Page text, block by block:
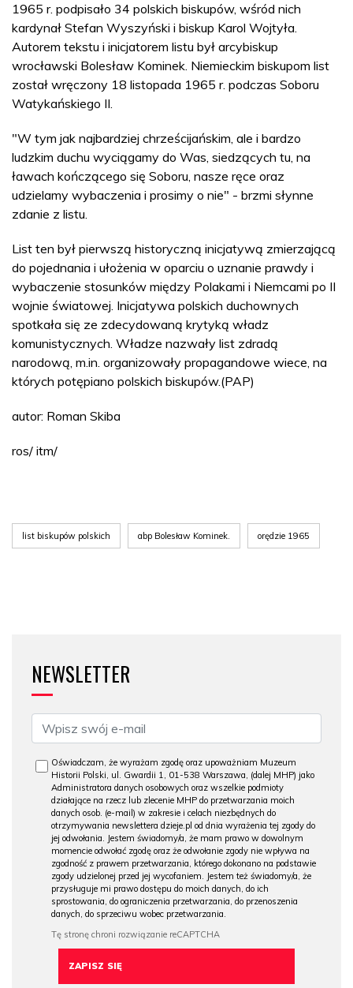
1965 r. podpisało 34 polskich biskupów, wśród nich
kardynał Stefan Wyszyński i biskup Karol Wojtyła.
Autorem tekstu i inicjatorem listu był arcybiskup
wrocławski Bolesław Kominek. Niemieckim biskupom list
został wręczony 18 listopada 1965 r. podczas Soboru
Watykańskiego II.
"W tym jak najbardziej chrześcijańskim, ale i bardzo
ludzkim duchu wyciągamy do Was, siedzących tu, na
ławach kończącego się Soboru, nasze ręce oraz
udzielamy wybaczenia i prosimy o nie" - brzmi słynne
zdanie z listu.
List ten był pierwszą historyczną inicjatywą zmierzającą
do pojednania i ułożenia w oparciu o uznanie prawdy i
wybaczenie stosunków między Polakami i Niemcami po II
wojnie światowej. Inicjatywa polskich duchownych
spotkała się ze zdecydowaną krytyką władz
komunistycznych. Władze nazwały list zdradą
narodową, m.in. organizowały propagandowe wiece, na
których potępiano polskich biskupów.(PAP)
autor: Roman Skiba
ros/ itm/
list biskupów polskich abp Bolesław Kominek. orędzie 1965
NEWSLETTER
Oświadczam, że wyrażam zgodę oraz upoważniam Muzeum
Historii Polski, ul. Gwardii 1, 01-538 Warszawa, (dalej MHP) jako
Administratora danych osobowych oraz wszelkie podmioty
działające na rzecz lub zlecenie MHP do przetwarzania moich
danych osob. (e-mail) w zakresie i celach niezbędnych do
otrzymywania newslettera dzieje.pl od dnia wyrażenia tej zgody do
jej odwołania. Jestem świadomy/a, że mam prawo w dowolnym
momencie odwołać zgodę oraz że odwołanie zgody nie wpływa na
zgodność z prawem przetwarzania, którego dokonano na podstawie
zgody udzielonej przed jej wycofaniem. Jestem też świadomy/a, że
przysługuje mi prawo dostępu do moich danych, do ich
sprostowania, do ograniczenia przetwarzania, do przenoszenia
danych, do sprzeciwu wobec przetwarzania.